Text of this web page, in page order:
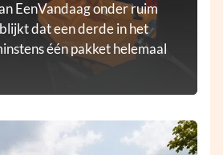
EenVandaag onder ruim
dat een derde in het
één pakket helemaal